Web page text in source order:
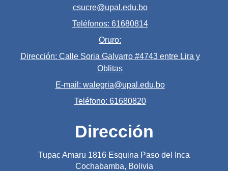
csucre@upal.edu.bo
Teléfonos: 61680814
Oruro:
Dirección: Calle Soria Galvarro #4743 entre Lira y
Oblitas
E-mail: walegria@upal.edu.bo
Teléfono: 61680820
Dirección
Tupac Amaru 1816 Esquina Paso del Inca
Cochabamba, Bolivia